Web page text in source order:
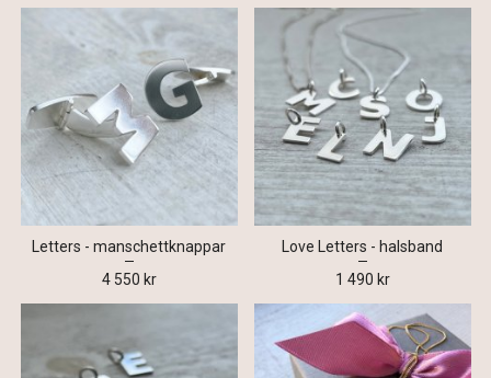
Letters - manschettknappar
4 550 kr
Love Letters - halsband
1 490 kr